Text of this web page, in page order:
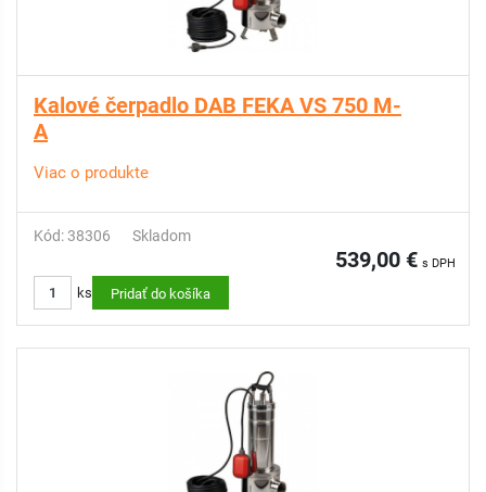
Kalové čerpadlo DAB FEKA VS 750 M-
A
Viac o produkte
Kód: 38306 Skladom
539,00 € s DPH
ks Pridať do košíka